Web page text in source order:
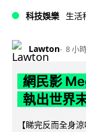
科技娛樂 生活
Lawton 8 小
網民影
執出世界
【睇完反而全身